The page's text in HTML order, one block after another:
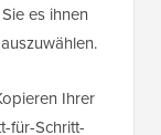
es ihnen
Ihrer
für-Schritt-